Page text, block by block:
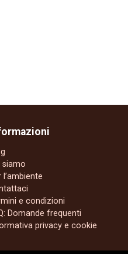
siamo
l’ambiente
e condizioni
Domande frequenti
privacy e cookie